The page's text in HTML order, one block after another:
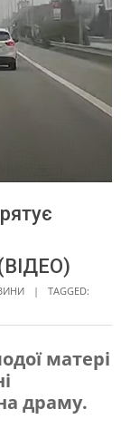
TAGGED:
матері
драму.